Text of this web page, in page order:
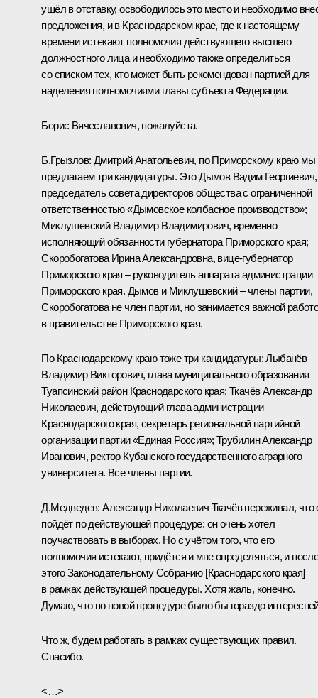
ушёл в отставку, освободилось это место и необходимо
предложения, и в Краснодарском крае, где к настоящему
времени истекают полномочия действующего высшего
должностного лица и необходимо также определиться
со списком тех, кто может быть рекомендован партией для
наделения полномочиями главы субъекта Федерации.
Борис Вячеславович, пожалуйста.
Б.Грызлов: Дмитрий Анатольевич, по Приморскому краю мы
предлагаем три кандидатуры. Это Дымов Вадим Георгиевич,
председатель совета директоров общества с ограниченной
ответственностью «Дымовское колбасное производство»;
Миклушевский Владимир Владимирович, временно
исполняющий обязанности губернатора Приморского края;
Скоробогатова Ирина Александровна, вице-губернатор
Приморского края – руководитель аппарата администрации
Приморского края. Дымов и Миклушевский – члены партии,
Скоробогатова не член партии, но занимается важной
в правительстве Приморского края.
По Краснодарскому краю тоже три кандидатуры: Лыбанёв
Владимир Викторович, глава муниципального образования
Туапсинский район Краснодарского края; Ткачёв Александр
Николаевич, действующий глава администрации
Краснодарского края, секретарь региональной партийной
организации партии «Единая Россия»; Трубилин Александр
Иванович, ректор Кубанского государственного аграрного
университета. Все члены партии.
Д.Медведев:Александр Николаевич Ткачёв переживал, что
пойдёт по действующей процедуре: он очень хотел
поучаствовать в выборах. Но с учётом того, что его
полномочия истекают, придётся и мне определяться, и
этого Законодательному Собранию [Краснодарского края]
в рамках действующей процедуры. Хотя жаль, конечно.
Думаю, что по новой процедуре было бы гораздо
Что ж, будем работать в рамках существующих правил.
Спасибо.
<…>